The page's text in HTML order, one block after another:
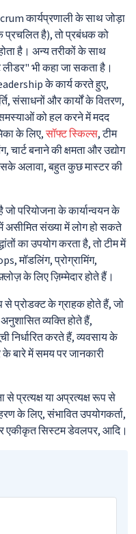
कार्यप्रणाली के साथ जोड़ा
प्रचलित है), तो प्रबंधक को
है। अन्य तरीकों के साथ
भी कहा जा सकता है।
के कार्य करते हुए,
संसाधनों और कार्यों के वितरण,
को हल करने में मदद
के लिए,सॉफ्ट स्किल्स, टीम
बनाने की क्षमता और उद्योग
अलावा, बहुत कुछ मास्टर की
परियोजना के कार्यान्वयन के
असीमित संख्या में लोग हो सकते
का उपयोग करता है, तो टीम में
मॉडलिंग, प्रोग्रामिंग,
के लिए ज़िम्मेदार होते हैं।
से प्रोडक्ट के ग्राहक होते हैं, जो
व्यक्ति होते हैं,
करते हैं, व्यवसाय के
के बारे में समय पर जानकारी
से प्रत्यक्ष या अप्रत्यक्ष रूप से
के लिए, संभावित उपयोगकर्ता,
सिस्टम डेवलपर, आदि।